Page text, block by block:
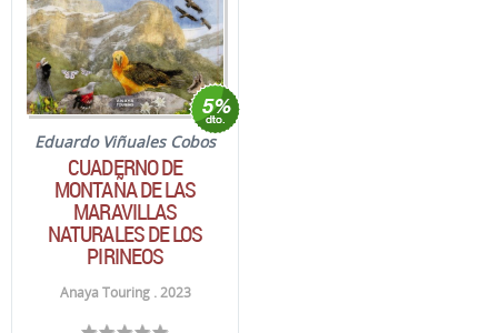
Eduardo Viñuales Cobos
CUADERNO DE
MONTAÑA DE LAS
MARAVILLAS
NATURALES DE LOS
PIRINEOS
Anaya Touring . 2023